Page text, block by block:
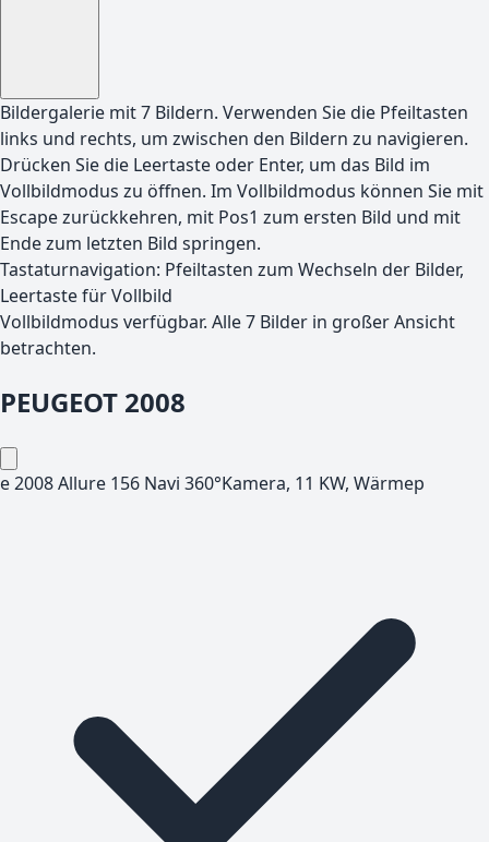
Bildergalerie mit7 Bildern. Verwenden Sie die Pfeiltasten
links und rechts, um zwischen den Bildern zu navigieren.
Drücken Sie die Leertaste oder Enter, um das Bild im
Vollbildmodus zu öffnen. Im Vollbildmodus können Sie mit
Escape zurückkehren, mit Pos1 zum ersten Bild und mit
Ende zum letzten Bild springen.
Tastaturnavigation: Pfeiltasten zum Wechseln der Bilder,
Leertaste für Vollbild
Vollbildmodus verfügbar. Alle7 Bilder in großer Ansicht
betrachten.
PEUGEOT 2008
e 2008 Allure 156 Navi 360°Kamera, 11 KW, Wärmep